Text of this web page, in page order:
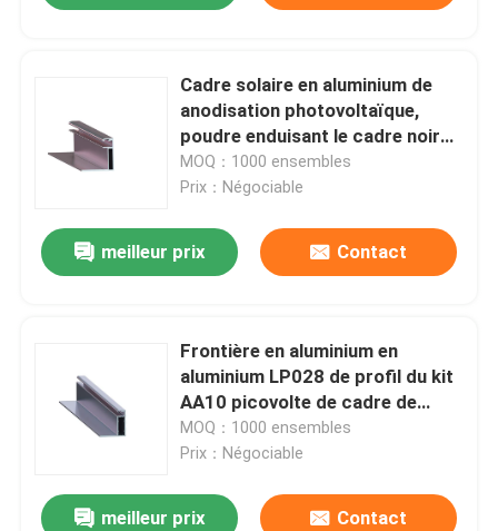
Cadre solaire en aluminium de
anodisation photovoltaïque,
poudre enduisant le cadre noir
LP031 de panneau solaire
MOQ：1000 ensembles
Prix：Négociable
meilleur prix Contact
Frontière en aluminium en
aluminium LP028 de profil du kit
AA10 picovolte de cadre de
panneau solaire d'oxyde
MOQ：1000 ensembles
Prix：Négociable
meilleur prix Contact